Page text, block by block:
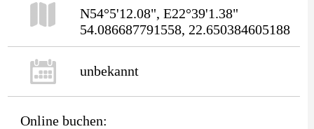
N54°5'12.08", E22°39'1.38"
54.086687791558, 22.650384605188
unbekannt
Online buchen: